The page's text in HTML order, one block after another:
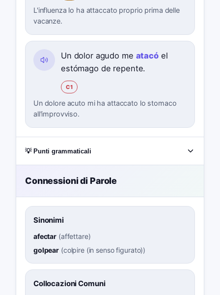
L'influenza lo ha attaccato proprio prima delle
vacanze.
Un dolor agudo me atacóel
estómago de repente.
C1
Un dolore acuto mi ha attaccato lo stomaco
all'improvviso.
💡 Punti grammaticali
Connessioni di Parole
Sinonimi
afectar (affettare)
golpear (colpire (in senso figurato))
Collocazioni Comuni